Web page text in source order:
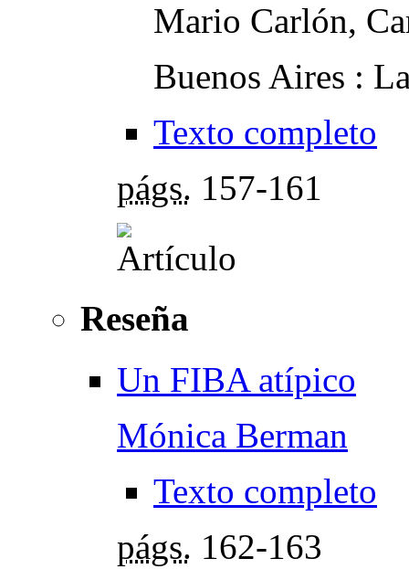
Mario Carlón,
Buenos Aires :
Texto completo
págs. 157-161
Reseña
Un FIBA atípico
Mónica Berman
Texto completo
págs. 162-163